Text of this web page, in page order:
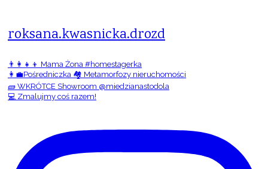
roksana.kwasnicka.drozd
👨‍👩‍👧‍👦 Mama Żona #homestagerka
👩‍💼Pośredniczka 🏘️ Metamorfozy nieruchomości
🧱 WKRÓTCE Showroom @miedzianastodola
💻 Zmalujmy coś razem!